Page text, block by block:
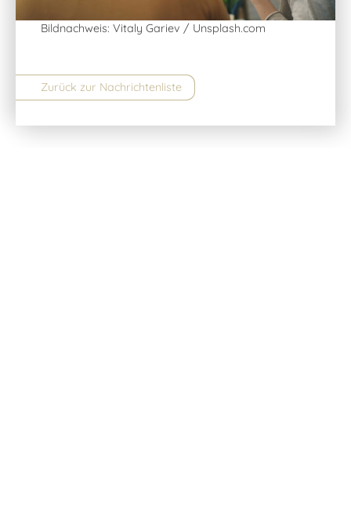
Bildnachweis: Vitaly Gariev / Unsplash.com
Zurück zur Nachrichtenliste